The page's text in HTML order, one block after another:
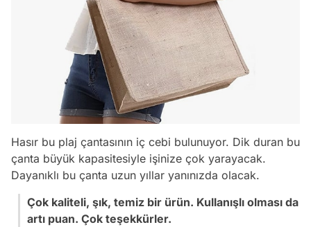
Hasır bu plaj çantasının iç cebi bulunuyor. Dik duran bu
çanta büyük kapasitesiyle işinize çok yarayacak.
Dayanıklı bu çanta uzun yıllar yanınızda olacak.
Çok kaliteli, şık, temiz bir ürün. Kullanışlı olması da
artı puan. Çok teşekkürler.